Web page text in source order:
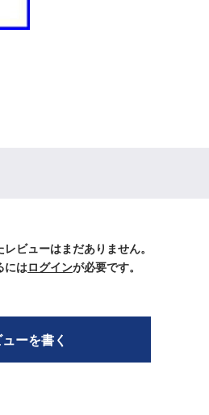
ビューはまだありません。
にはログインが必要です。
ーを書く